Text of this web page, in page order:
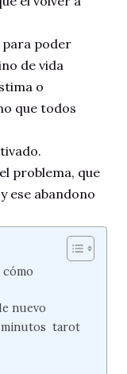
para poder
de vida
o
que todos
problema, que
ese abandono
nuevo
minutos tarot